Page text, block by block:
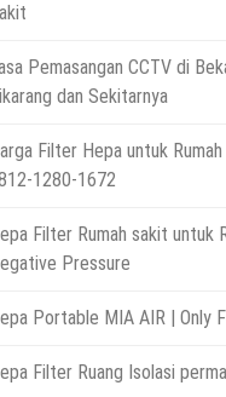
Pemasangan CCTV di
dan Sekitarnya
Filter Hepa untuk Rumah
1280-1672
Filter Rumah sakit untuk
Pressure
Portable MIA AIR | Only
Filter Ruang Isolasi